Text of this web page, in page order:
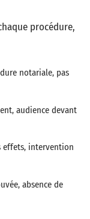
procédure,
notariale, pas
audience devant
effets, intervention
absence de